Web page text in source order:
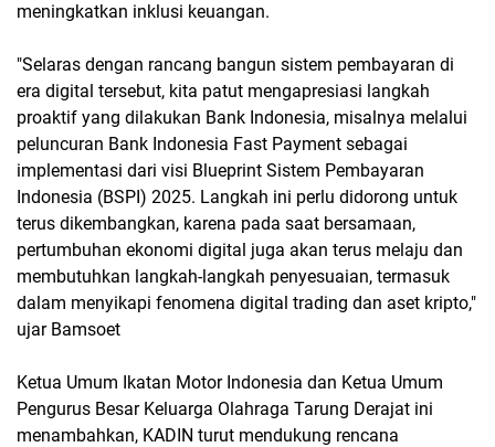
meningkatkan inklusi keuangan.
"Selaras dengan rancang bangun sistem pembayaran di
era digital tersebut, kita patut mengapresiasi langkah
proaktif yang dilakukan Bank Indonesia, misalnya melalui
peluncuran Bank Indonesia Fast Payment sebagai
implementasi dari visi Blueprint Sistem Pembayaran
Indonesia (BSPI) 2025. Langkah ini perlu didorong untuk
terus dikembangkan, karena pada saat bersamaan,
pertumbuhan ekonomi digital juga akan terus melaju dan
membutuhkan langkah-langkah penyesuaian, termasuk
dalam menyikapi fenomena digital trading dan aset kripto,"
ujar Bamsoet
Ketua Umum Ikatan Motor Indonesia dan Ketua Umum
Pengurus Besar Keluarga Olahraga Tarung Derajat ini
menambahkan, KADIN turut mendukung rencana